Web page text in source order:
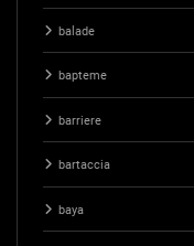
balade
bapteme
barriere
bartaccia
baya